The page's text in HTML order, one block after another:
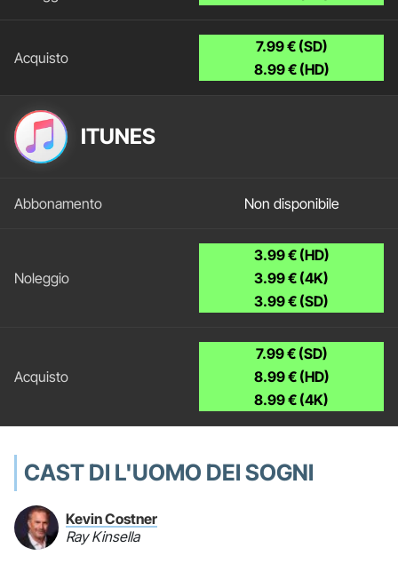
7.99 € (SD)
8.99 € (HD)
ITUNES
Non disponibile
3.99 € (HD)
3.99 € (4K)
3.99 € (SD)
7.99 € (SD)
8.99 € (HD)
8.99 € (4K)
CAST DI L'UOMO DEI SOGNI
Kevin Costner
Ray Kinsella